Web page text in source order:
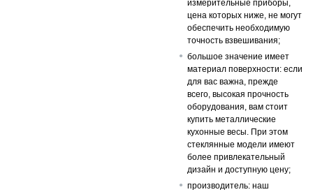
измерительные приборы,
цена которых ниже, не могут
обеспечить необходимую
точность взвешивания;
большое значение имеет
материал поверхности: если
для вас важна, прежде
всего, высокая прочность
оборудования, вам стоит
купить металлические
кухонные весы. При этом
стеклянные модели имеют
более привлекательный
дизайн и доступную цену;
производитель: наш